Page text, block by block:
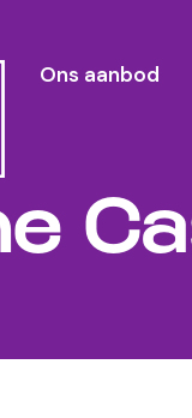
Ons aanbod